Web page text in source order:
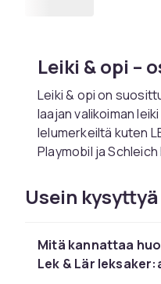
Leiki & opi –
Leiki & opi on
laajan valikoiman
lelumerkeiltä kuten
Playmobil ja
mukaan. CDONilta
toimituksella ja
Tutustu koko
Usein
Mitä kannattaa
Lek & Lär